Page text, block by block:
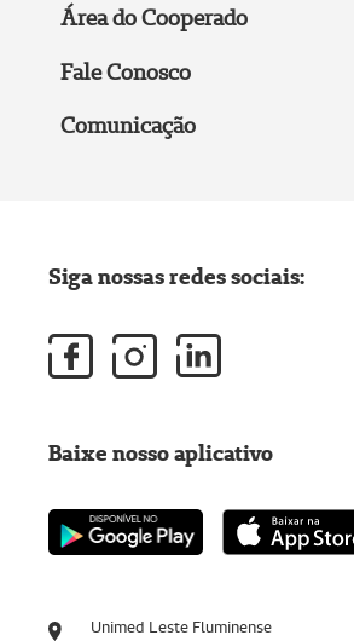
Área do Cooperado
Fale Conosco
Comunicação
Unimed Leste Fluminense
Siga nossas redes sociais:
Baixe nosso aplicativo